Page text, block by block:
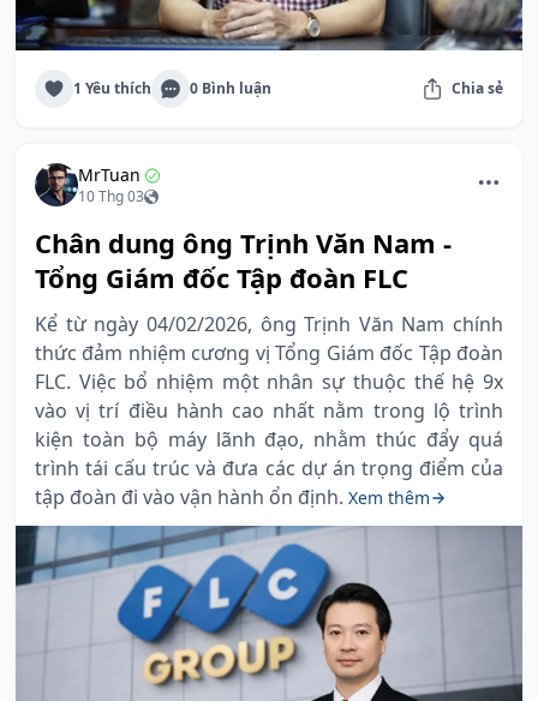
1 Yêu thích 0 Bình luận Chia sẻ
MrTuan
10 Thg 03
Chân dung ông Trịnh Văn Nam -
Tổng Giám đốc Tập đoàn FLC
Kể từ ngày 04/02/2026, ông Trịnh Văn Nam chính
thức đảm nhiệm cương vị Tổng Giám đốc Tập đoàn
FLC. Việc bổ nhiệm một nhân sự thuộc thế hệ 9x
vào vị trí điều hành cao nhất nằm trong lộ trình
kiện toàn bộ máy lãnh đạo, nhằm thúc đẩy quá
trình tái cấu trúc và đưa các dự án trọng điểm của
tập đoàn đi vào vận hành ổn định. Xem thêm